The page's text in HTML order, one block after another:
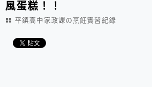
風蛋糕！！
平鎮高中家政課の烹飪實習紀錄